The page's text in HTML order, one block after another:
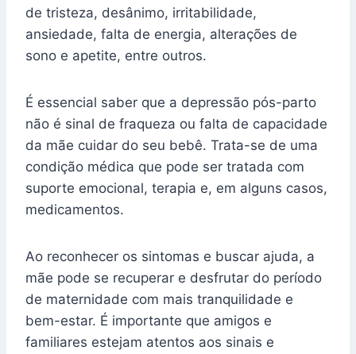
de tristeza, desânimo, irritabilidade,
ansiedade, falta de energia, alterações de
sono e apetite, entre outros.
É essencial saber que a depressão pós-parto
não é sinal de fraqueza ou falta de capacidade
da mãe cuidar do seu bebê. Trata-se de uma
condição médica que pode ser tratada com
suporte emocional, terapia e, em alguns casos,
medicamentos.
Ao reconhecer os sintomas e buscar ajuda, a
mãe pode se recuperar e desfrutar do período
de maternidade com mais tranquilidade e
bem-estar. É importante que amigos e
familiares estejam atentos aos sinais e